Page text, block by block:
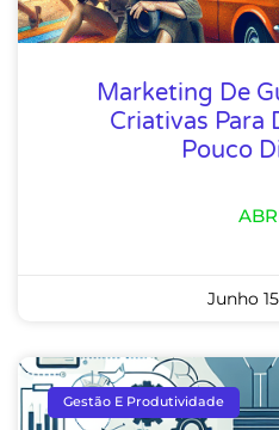
Marketing De
Criativas Para
Pouco
Junho
Gestão E Produtividade